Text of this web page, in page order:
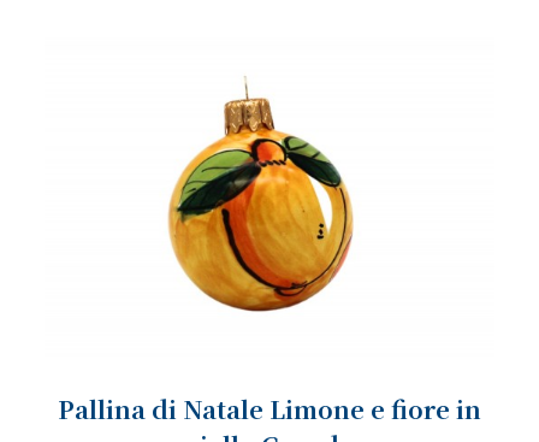
Pallina di Natale Limone e fiore in